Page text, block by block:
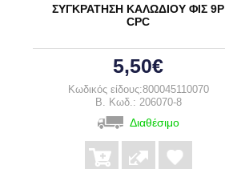
ΣΥΓΚΡΑΤΗΣΗ ΚΑΛΩΔΙΟΥ ΦΙΣ 9P
CPC
5,50€
Κωδικός είδους:800045110070
B. Κωδ.: 206070-8
Διαθέσιμο